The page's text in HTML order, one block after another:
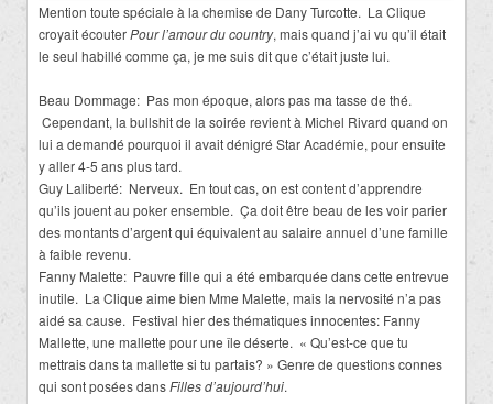
Mention toute spéciale à la chemise de Dany Turcotte. La Clique
croyait écouterPour l’amour du country, mais quand j’ai vu qu’il était
le seul habillé comme ça, je me suis dit que c’était juste lui.
Beau Dommage: Pas mon époque, alors pas ma tasse de thé.
Cependant, la bullshit de la soirée revient à Michel Rivard quand on
lui a demandé pourquoi il avait dénigré Star Académie, pour ensuite
y aller 4-5 ans plus tard.
Guy Laliberté: Nerveux. En tout cas, on est content d’apprendre
qu’ils jouent au poker ensemble. Ça doit être beau de les voir parier
des montants d’argent qui équivalent au salaire annuel d’une famille
à faible revenu.
Fanny Malette: Pauvre fille qui a été embarquée dans cette entrevue
inutile. La Clique aime bien Mme Malette, mais la nervosité n’a pas
aidé sa cause. Festival hier des thématiques innocentes: Fanny
Mallette, une mallette pour une île déserte. « Qu’est-ce que tu
mettrais dans ta mallette si tu partais? » Genre de questions connes
qui sont posées dansFilles d’aujourd’hui.